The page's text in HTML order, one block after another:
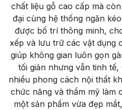
chất liệu gỗ cao cấp mà
đại cùng hệ thống ngăn
được bố trí thông minh,
xếp và lưu trữ các vật dụng
giúp không gian luôn gọn
tối giản nhưng vẫn tinh
nhiều phong cách nội thất
chức năng và thẩm mỹ làm
một sản phẩm vừa đẹp